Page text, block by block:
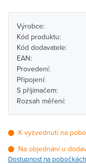
Výrobce:
Kód produktu:
Kód dodavatele:
EAN:
Provedení:
Připojení:
S přijímačem:
Rozsah měření:
K vyzvednutí na
Na objednání u
Dostupnost na pobočkách